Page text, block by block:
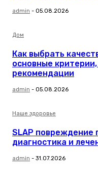
admin - 05.08.2026
Дом
Как выбрать
основные
рекомендации
admin - 05.08.2026
Наше здоровье
SLAP повреждение
диагностика и
admin - 31.07.2026